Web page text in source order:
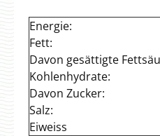
Energie:
Fett:
Davon gesättigte
Kohlenhydrate:
Davon Zucker:
Salz:
Eiweiss